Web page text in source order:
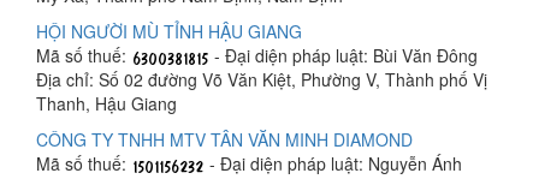
HỘI NGƯỜI MÙ TỈNH HẬU GIANG
Mã số thuế:
- Đại diện pháp luật: Bùi Văn Đông
Địa chỉ: Số 02 đường Võ Văn Kiệt, Phường V, Thành phố Vị
Thanh, Hậu Giang
CÔNG TY TNHH MTV TÂN VĂN MINH DIAMOND
Mã số thuế:
- Đại diện pháp luật: Nguyễn Ánh